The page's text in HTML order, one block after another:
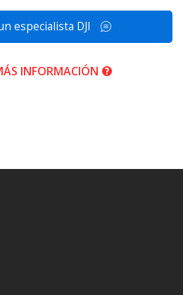
especialista DJI
INFORMACIÓN